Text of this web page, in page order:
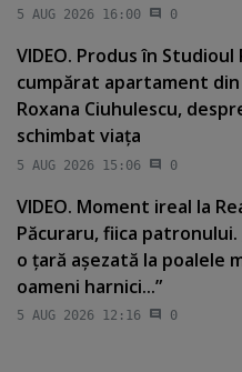
5 AUG 2026 16:00 0
VIDEO. Produs în
cumpărat apartament din
Roxana Ciuhulescu,
schimbat viaţa
5 AUG 2026 15:06 0
VIDEO. Moment ireal la
Păcuraru, fiica
o ţară aşezată la poalele
oameni harnici...”
5 AUG 2026 12:16 0